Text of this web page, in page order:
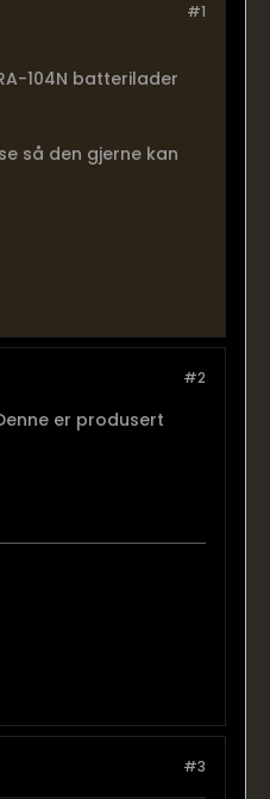
#1
104N batterilader
så den gjerne kan
#2
er produsert
#3